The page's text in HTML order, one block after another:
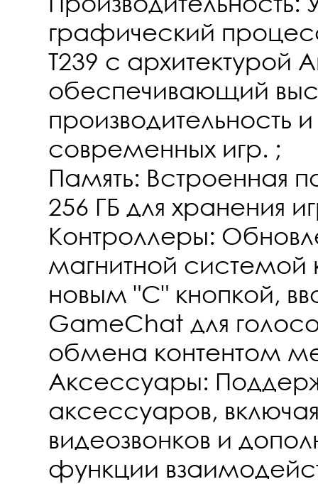
графический
T239 с архитектурой
обеспечивающий
производительность
современных игр. ;
Память: Встроенная
256 ГБ для хранения
Контроллеры:
магнитной системой
новым "C" кнопкой,
GameChat для
обмена контентом
Аксессуары:
аксессуаров,
видеозвонков и
функции